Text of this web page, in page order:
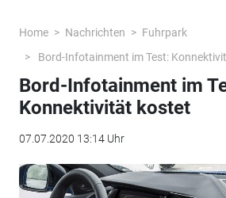
Home Nachrichten
Fuhrpark
Bord-Infotainment im Test:
Bord-Infotainment im
Konnektivität kostet
07.07.2020 13:14 Uhr